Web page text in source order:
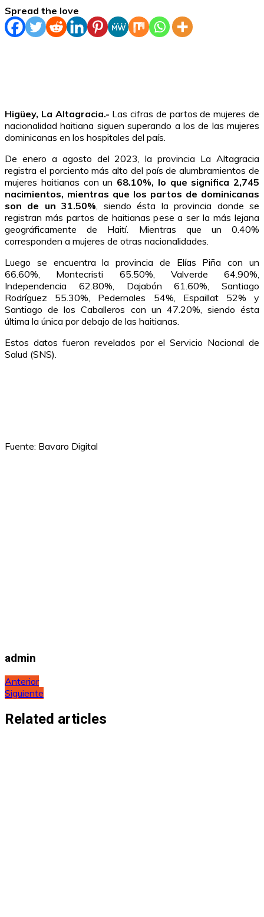
Spread the love
Higüey, La Altagracia.- Las cifras de partos de mujeres de
nacionalidad haitiana siguen superando a los de las mujeres
dominicanas en los hospitales del país.
De enero a agosto del 2023, la provincia La Altagracia
registra el porciento más alto del país de alumbramientos de
mujeres haitianas con un 68.10%, lo que significa 2,745
nacimientos, mientras que los partos de dominicanas
son de un 31.50% , siendo ésta la provincia donde se
registran más partos de haitianas pese a ser la más lejana
geográficamente de Haití. Mientras que un 0.40%
corresponden a mujeres de otras nacionalidades.
Luego se encuentra la provincia de Elías Piña con un
66.60%, Montecristi 65.50%, Valverde 64.90%,
Independencia 62.80%, Dajabón 61.60%, Santiago
Rodríguez 55.30%, Pedernales 54%, Espaillat 52% y
Santiago de los Caballeros con un 47.20%, siendo ésta
última la única por debajo de las haitianas.
Estos datos fueron revelados por el Servicio Nacional de
Salud (SNS).
Fuente: Bavaro Digital
admin
Navegación
de
entradas
Anterior
Siguiente
Related articles